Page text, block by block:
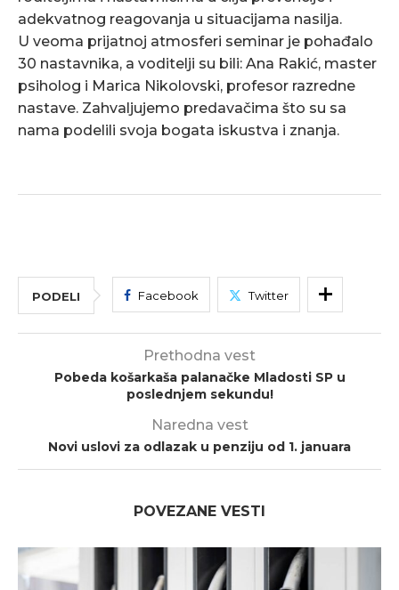
adekvatnog reagovanja u situacijama nasilja.
U veoma prijatnoj atmosferi seminar je pohađalo
30 nastavnika, a voditelji su bili: Ana Rakić, master
psiholog i Marica Nikolovski, profesor razredne
nastave. Zahvaljujemo predavačima što su sa
nama podelili svoja bogata iskustva i znanja.
PODELI Facebook Twitter
Prethodna vest
Pobeda košarkaša palanačke Mladosti SP u
poslednjem sekundu!
Naredna vest
Novi uslovi za odlazak u penziju od 1. januara
POVEZANE VESTI